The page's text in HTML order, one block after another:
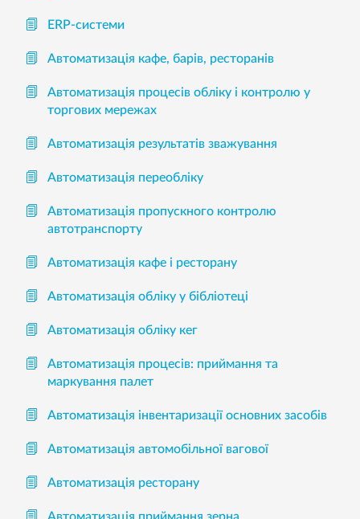
ERP-системи
Автоматизація кафе, барів, ресторанів
Автоматизація процесів обліку і контролю у
торгових мережах
Автоматизація результатів зважування
Автоматизація переобліку
Автоматизація пропускного контролю
автотранспорту
Автоматизація кафе і ресторану
Автоматизація обліку у бібліотеці
Автоматизація обліку кег
Автоматизація процесів: приймання та
маркування палет
Автоматизація інвентаризації основних засобів
Автоматизація автомобільної вагової
Автоматизація ресторану